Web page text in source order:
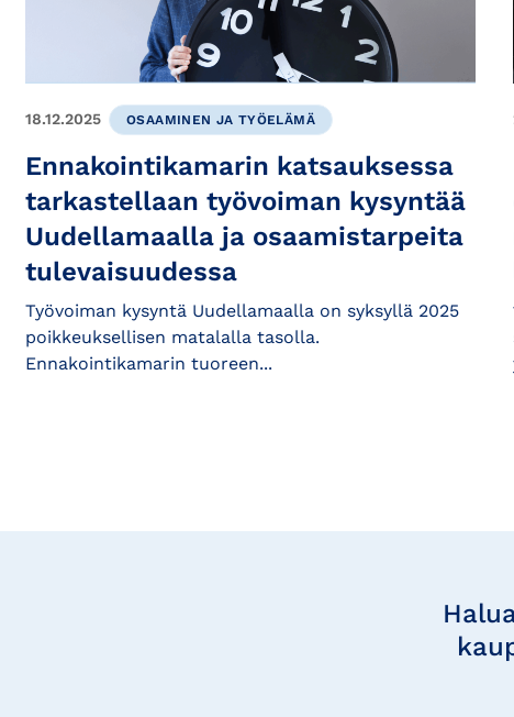
18.12.2025 OSAAMINEN JA TYÖELÄMÄ
Ennakointikamarin katsauksessa
tarkastellaan työvoiman kysyntää
Uudellamaalla ja osaamistarpeita
tulevaisuudessa
Työvoiman kysyntä Uudellamaalla on syksyllä 2025
poikkeuksellisen matalalla tasolla.
Ennakointikamarin tuoreen...